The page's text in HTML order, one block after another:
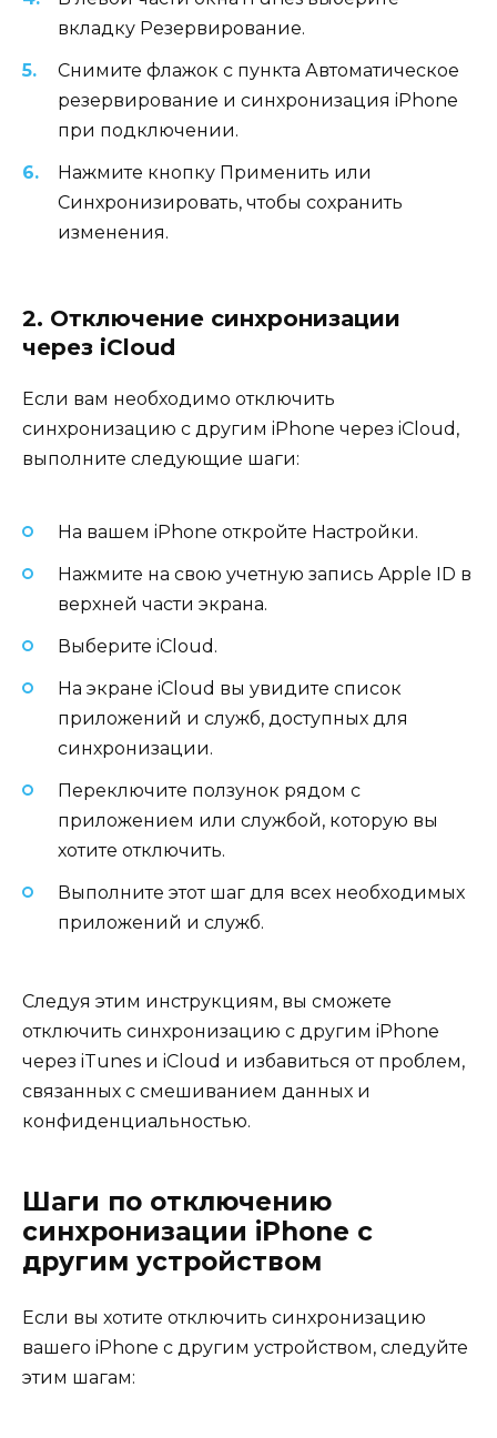
вкладку Резервирование.
Снимите флажок с пункта Автоматическое
резервирование и синхронизация iPhone
при подключении.
Нажмите кнопку Применить или
Синхронизировать, чтобы сохранить
изменения.
2. Отключение синхронизации
через iCloud
Если вам необходимо отключить
синхронизацию с другим iPhone через iCloud,
выполните следующие шаги:
На вашем iPhone откройте Настройки.
Нажмите на свою учетную запись Apple ID в
верхней части экрана.
Выберите iCloud.
На экране iCloud вы увидите список
приложений и служб, доступных для
синхронизации.
Переключите ползунок рядом с
приложением или службой, которую вы
хотите отключить.
Выполните этот шаг для всех необходимых
приложений и служб.
Следуя этим инструкциям, вы сможете
отключить синхронизацию с другим iPhone
через iTunes и iCloud и избавиться от проблем,
связанных с смешиванием данных и
конфиденциальностью.
Шаги по отключению
синхронизации iPhone с
другим устройством
Если вы хотите отключить синхронизацию
вашего iPhone с другим устройством, следуйте
этим шагам: